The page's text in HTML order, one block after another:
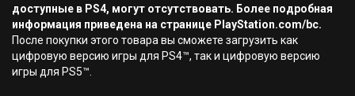
доступные в PS4, могут отсутствовать. Более подробная
информация приведена на странице PlayStation.com/bc.
После покупки этого товара вы сможете загрузить как
цифровую версию игры для PS4™, так и цифровую версию
игры для PS5™.